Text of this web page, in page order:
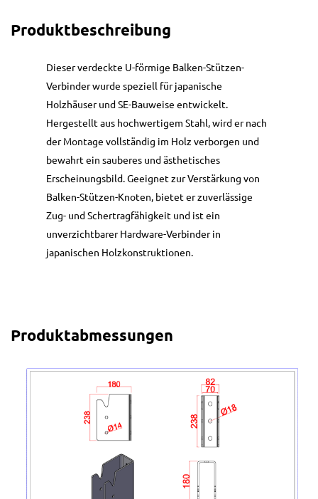
Produktbeschreibung
Dieser verdeckte U-förmige Balken-Stützen-
Verbinder wurde speziell für japanische
Holzhäuser und SE-Bauweise entwickelt.
Hergestellt aus hochwertigem Stahl, wird er nach
der Montage vollständig im Holz verborgen und
bewahrt ein sauberes und ästhetisches
Erscheinungsbild. Geeignet zur Verstärkung von
Balken-Stützen-Knoten, bietet er zuverlässige
Zug- und Schertragfähigkeit und ist ein
unverzichtbarer Hardware-Verbinder in
japanischen Holzkonstruktionen.
Produktabmessungen